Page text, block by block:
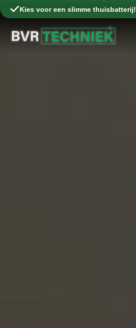
Kies voor een slimme thuisbatterij!